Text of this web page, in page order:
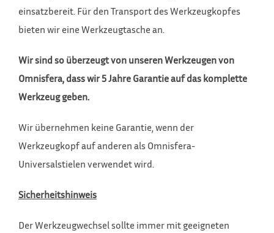
einsatzbereit. Für den Transport des Werkzeugkopfes
bieten wir eine Werkzeugtasche an.
Wir sind so überzeugt von unseren Werkzeugen von
Omnisfera, dass wir 5 Jahre Garantie auf das komplette
Werkzeug geben.
Wir übernehmen keine Garantie, wenn der
Werkzeugkopf auf anderen als Omnisfera-
Universalstielen verwendet wird.
Sicherheitshinweis
Der Werkzeugwechsel sollte immer mit geeigneten